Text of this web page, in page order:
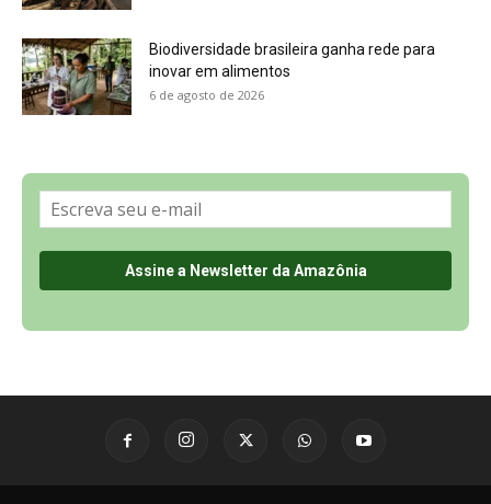
Biodiversidade brasileira ganha rede para
inovar em alimentos
6 de agosto de 2026